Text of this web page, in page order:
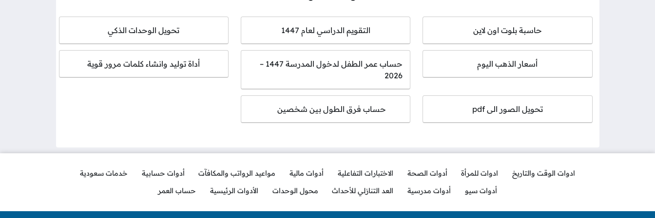
حاسبة بلوت اون لاين التقويم الدراسي لعام 1447 تحويل الوحدات الذكي
أسعار الذهب اليوم
حساب عمر الطفل لدخول المدرسة 1447 –
2026
أداة توليد وانشاء كلمات مرور قوية
تحويل الصور الى pdf حساب فرق الطول بين شخصين
ادوات الوقت والتاريخ ادوات للمرأة أدوات الصحة الاختبارات التفاعلية أدوات مالية مواعيد الرواتب والمكافآت أدوات حسابية
خدمات سعودية
أدوات سيو
أدوات مدرسية العد التنازلي للأحداث محول الوحدات الأدوات الرئيسية حساب العمر